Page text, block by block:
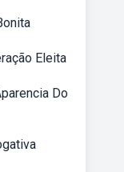
Eleita
Do